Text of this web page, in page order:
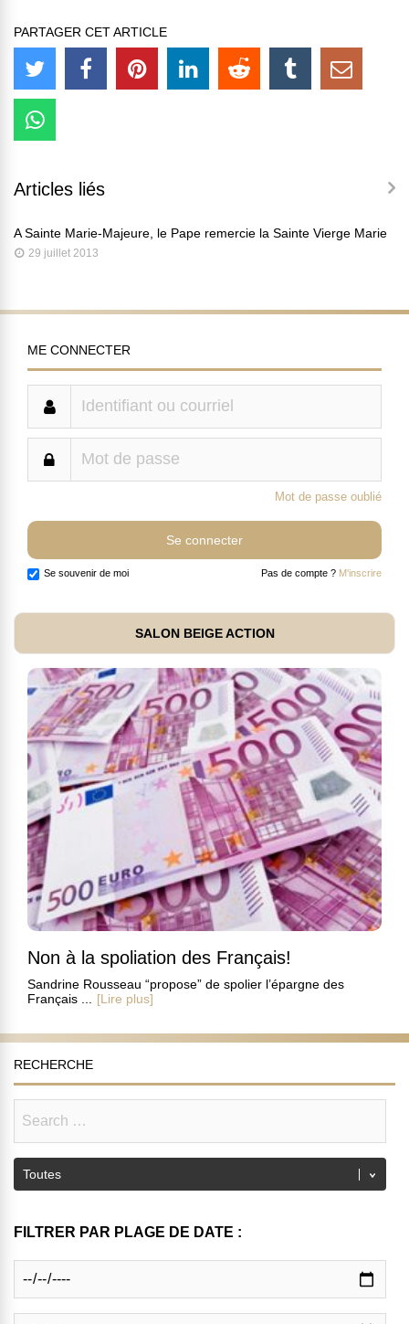
PARTAGER CET ARTICLE
Articles liés
A Sainte Marie-Majeure, le Pape remercie la Sainte Vierge Marie
29 juillet 2013
ME CONNECTER
Mot de passe oublié
Se souvenir de moi Pas de compte ? M'inscrire
SALON BEIGE ACTION
Non à la spoliation des Français!
Sandrine Rousseau “propose” de spolier l’épargne des
Français ... [Lire plus]
RECHERCHE
FILTRER PAR PLAGE DE DATE :